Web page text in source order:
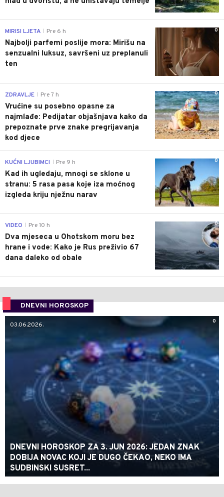
0
MIRISI LJETA Pre 6 h
Najbolji parfemi poslije mora: Mirišu na
senzualni luksuz, savršeni uz preplanuli
ten
0
ZDRAVLJE Pre 7 h
Vrućine su posebno opasne za
najmlađe: Pedijatar objašnjava kako da
prepoznate prve znake pregrijavanja
kod djece
0
KUĆNI LJUBIMCI Pre 9 h
Kad ih ugledaju, mnogi se sklone u
stranu: 5 rasa pasa koje iza moćnog
izgleda kriju nježnu narav
0
VIDEO Pre 10 h
Dva mjeseca u Ohotskom moru bez
hrane i vode: Kako je Rus preživio 67
dana daleko od obale
DNEVNI HOROSKOP
0
03.06.2026.
DNEVNI HOROSKOP ZA 3. JUN 2026: JEDAN ZNAK
DOBIJA NOVAC KOJI JE DUGO ČEKAO, NEKO IMA
SUDBINSKI SUSRET...